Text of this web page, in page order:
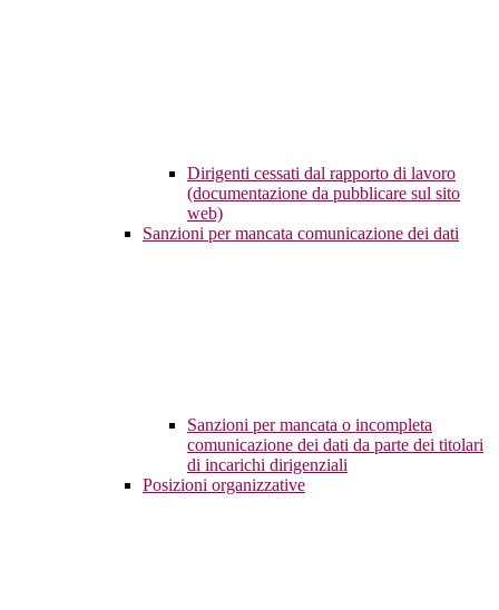
Dirigenti cessati dal rapporto di lavoro
(documentazione da pubblicare sul sito
web)
Sanzioni per mancata comunicazione dei dati
Sanzioni per mancata o incompleta
comunicazione dei dati da parte dei titolari
di incarichi dirigenziali
Posizioni organizzative